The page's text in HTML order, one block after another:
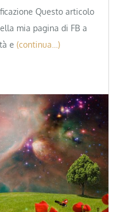
Questo articolo
mia pagina di FB a
e (continua…)